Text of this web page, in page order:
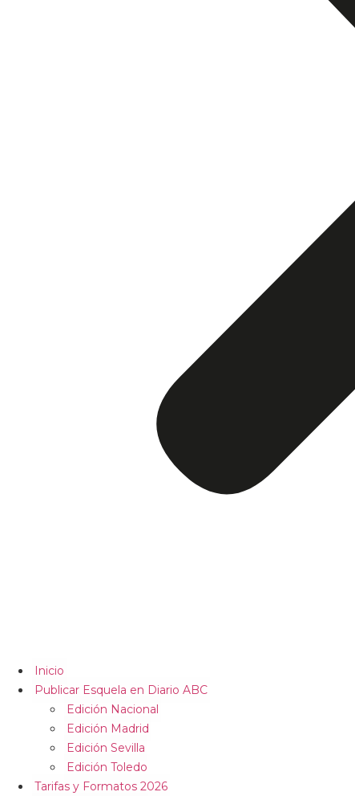
Inicio
Publicar Esquela en Diario ABC
Edición Nacional
Edición Madrid
Edición Sevilla
Edición Toledo
Tarifas y Formatos 2026